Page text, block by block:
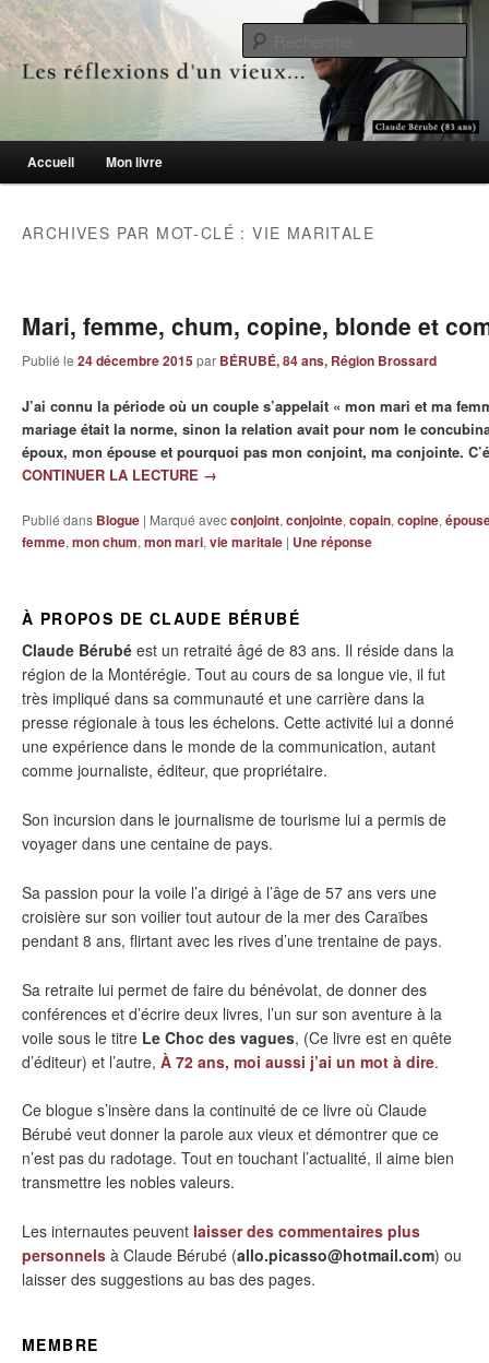
Les réflexions d'un vieux…
Le blogue des aînés de 65 ans et +
Menu principal
Aller au contenu principal
Aller au contenu secondaire
Accueil Mon livre
ARCHIVES PAR MOT-CLÉ :VIE MARITALE
Mari, femme, chum, copine, blonde et
Publié le 24 décembre 2015par BÉRUBÉ, 84 ans, Région Brossard
J’ai connu la période où un couple s’appelait « mon mari et ma
mariage était la norme, sinon la relation avait pour nom le
époux, mon épouse et pourquoi pas mon conjoint, ma conjointe.
CONTINUER LA LECTURE →
Publié dans Blogue | Marqué avecconjoint, conjointe, copain, copine,
femme, mon chum, mon mari, vie maritale | Uneréponse
À PROPOS DE CLAUDE BÉRUBÉ
Claude Bérubé est un retraité âgé de 83 ans. Il réside dans la
région de la Montérégie. Tout au cours de sa longue vie, il fut
très impliqué dans sa communauté et une carrière dans la
presse régionale à tous les échelons. Cette activité lui a donné
une expérience dans le monde de la communication, autant
comme journaliste, éditeur, que propriétaire.
Son incursion dans le journalisme de tourisme lui a permis de
voyager dans une centaine de pays.
Sa passion pour la voile l’a dirigé à l’âge de 57 ans vers une
croisière sur son voilier tout autour de la mer des Caraïbes
pendant 8 ans, flirtant avec les rives d’une trentaine de pays.
Sa retraite lui permet de faire du bénévolat, de donner des
conférences et d’écrire deux livres, l’un sur son aventure à la
voile sous le titre Le Choc des vagues, (Ce livre est en quête
d’éditeur) et l’autre, À 72 ans, moi aussi j’ai un mot à dire.
Ce blogue s’insère dans la continuité de ce livre où Claude
Bérubé veut donner la parole aux vieux et démontrer que ce
n’est pas du radotage. Tout en touchant l’actualité, il aime bien
transmettre les nobles valeurs.
Les internautes peuvent laisser des commentaires plus
personnels à Claude Bérubé (allo.picasso@hotmail.com) ou
laisser des suggestions au bas des pages.
MEMBRE